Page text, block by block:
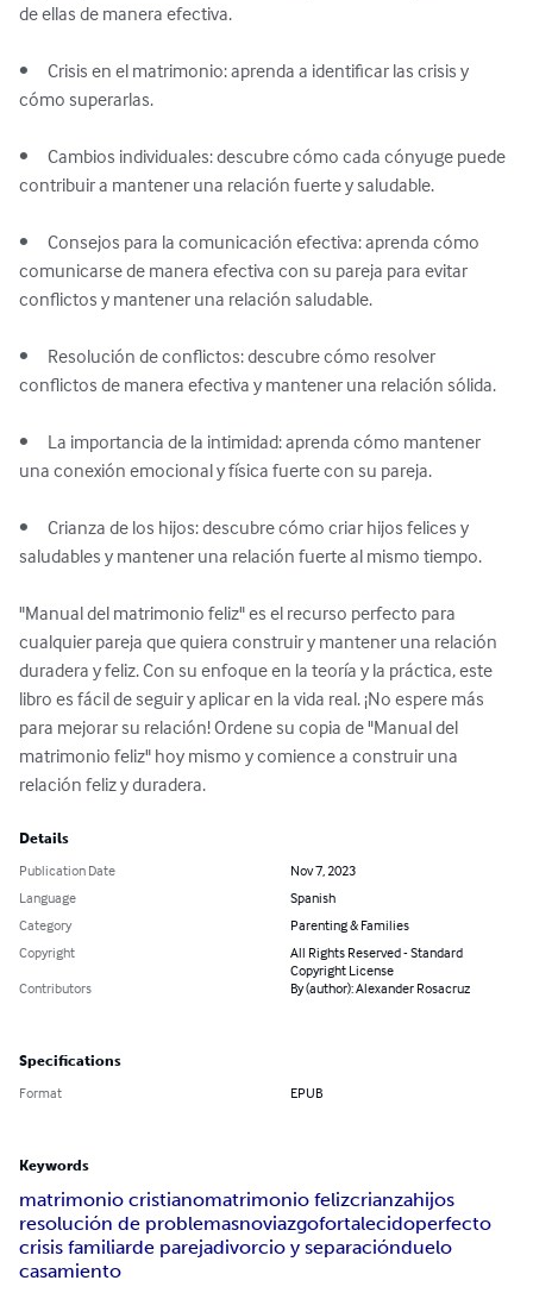
de ellas de manera efectiva.
•	Crisis en el matrimonio: aprenda a identificar las crisis y
cómo superarlas.
•	Cambios individuales: descubre cómo cada cónyuge puede
contribuir a mantener una relación fuerte y saludable.
•	Consejos para la comunicación efectiva: aprenda cómo
comunicarse de manera efectiva con su pareja para evitar
conflictos y mantener una relación saludable.
•	Resolución de conflictos: descubre cómo resolver
conflictos de manera efectiva y mantener una relación sólida.
•	La importancia de la intimidad: aprenda cómo mantener
una conexión emocional y física fuerte con su pareja.
•	Crianza de los hijos: descubre cómo criar hijos felices y
saludables y mantener una relación fuerte al mismo tiempo.
"Manual del matrimonio feliz" es el recurso perfecto para
cualquier pareja que quiera construir y mantener una relación
duradera y feliz. Con su enfoque en la teoría y la práctica, este
libro es fácil de seguir y aplicar en la vida real. ¡No espere más
para mejorar su relación! Ordene su copia de "Manual del
matrimonio feliz" hoy mismo y comience a construir una
relación feliz y duradera.
Details
Publication Date
Nov 7, 2023
Language
Spanish
Category
Parenting & Families
Copyright
All Rights Reserved - Standard
Copyright License
Contributors
By (author): Alexander Rosacruz
Specifications
Format EPUB
Keywords
matrimonio cristianomatrimonio felizcrianzahijos
resolución de problemasnoviazgofortalecidoperfecto
crisis familiarde parejadivorcio y separaciónduelo
casamiento